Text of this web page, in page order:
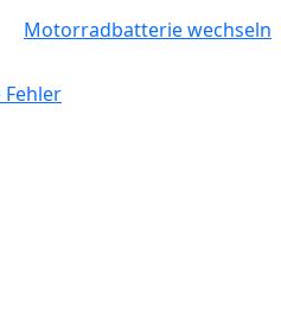
Motorradbatterie wechseln